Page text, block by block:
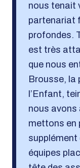
nous tenait
partenariat
profondes.
est très
que nous
Brousse, la
l’Enfant,
nous avons
mettons en
supplément
équipes